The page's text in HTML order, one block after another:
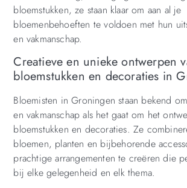
bloemstukken, ze staan klaar om aan al je
bloemenbehoeften te voldoen met hun
en vakmanschap.
Creatieve en unieke ontwerpen
bloemstukken en decoraties in
Bloemisten in Groningen staan bekend
en vakmanschap als het gaat om het
bloemstukken en decoraties. Ze
bloemen, planten en bijbehorende
prachtige arrangementen te creëren die
bij elke gelegenheid en elk thema.